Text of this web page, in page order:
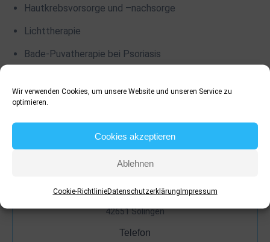
Wir verwenden Cookies, um unsere Website und unseren Service zu
optimieren.
Cookies akzeptieren
Ablehnen
Cookie-RichtlinieDatenschutzerklärungImpressum
Hautkrebsvorsorge und –nachsorge
Lichttherapie
Bade-Puvatherapie bei Psoriasis
Adresse:
Ufergarten 5
42651 Solingen
Telefon